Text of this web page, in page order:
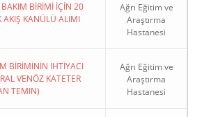
BİRİMİ İÇİN 20
AKIŞ KANÜLÜ ALIMI
Ağrı Eğitim ve
Araştırma
Hastanesi
BİRİMİNİN İHTİYACI
VENÖZ KATETER
TEMIN)
Ağrı Eğitim ve
Araştırma
Hastanesi